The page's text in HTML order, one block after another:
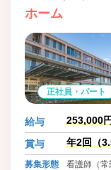
ホーム
正社員・パート
給与 253,000
賞与 年2回（
募集形態
看護師（常